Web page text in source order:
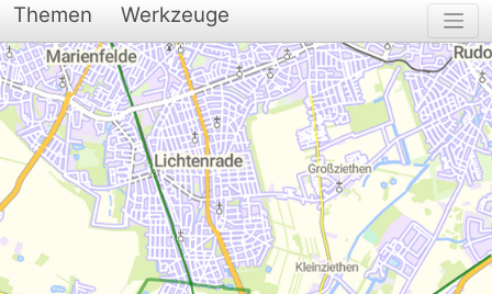
Themen